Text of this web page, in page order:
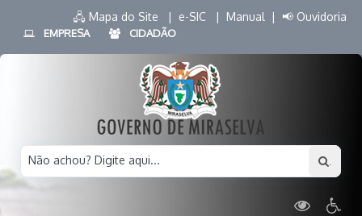
🖧 Mapa do Site | e-SIC | Manual | 📢 Ouvidoria
EMPRESA CIDADÃO
Não achou? Digite aqui...